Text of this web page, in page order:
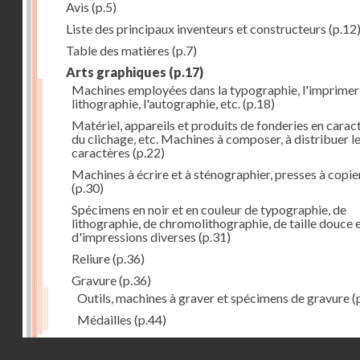
Avis (p.5)
Liste des principaux inventeurs et constructeurs (p.12)
Table des matières (p.7)
Arts graphiques (p.17)
Machines employées dans la typographie,
lithographie, l'autographie, etc. (p.18)
Matériel, appareils et produits de fonderies en
du clichage, etc. Machines à composer, à distribuer
caractères (p.22)
Machines à écrire et à sténographier, presses à
(p.30)
Spécimens en noir et en couleur de typographie, de
lithographie, de chromolithographie, de taille douce
d'impressions diverses (p.31)
Reliure(p.36)
Gravure(p.36)
Outils, machines à graver et spécimens de gravure
Médailles (p.44)